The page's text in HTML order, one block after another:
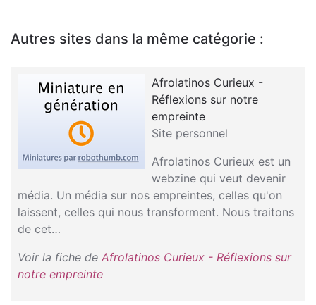
Autres sites dans la même catégorie :
Afrolatinos Curieux -
Réflexions sur notre
empreinte
Site personnel
Afrolatinos Curieux est un
webzine qui veut devenir
média. Un média sur nos empreintes, celles qu'on
laissent, celles qui nous transforment. Nous traitons
de cet…
Voir la fiche de Afrolatinos Curieux - Réflexions sur
notre empreinte